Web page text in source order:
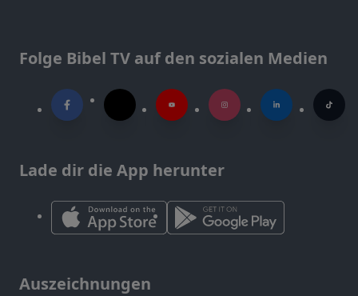
Folge Bibel TV auf den sozialen Medien
Lade dir die App herunter
Auszeichnungen